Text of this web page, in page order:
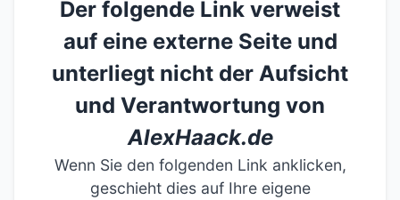
Der folgende Link verweist
auf eine externe Seite und
unterliegt nicht der Aufsicht
und Verantwortung von
AlexHaack.de
Wenn Sie den folgenden Link anklicken,
geschieht dies auf Ihre eigene